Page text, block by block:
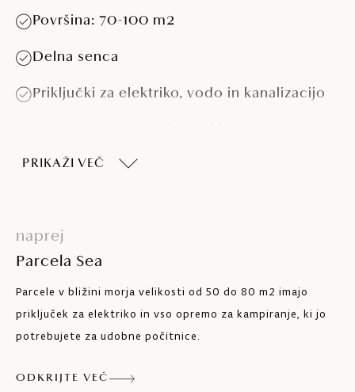
Površina: 70-100 m2
Delna senca
Priključki za elektriko, vodo in kanalizacijo
Delno primerno za prikolice > 7,5 m in > 4 t
PRIKAŽI VEČ
naprej
Parcela Sea
Parcele v bližini morja velikosti od 50 do 80 m2 imajo
priključek za elektriko in vso opremo za kampiranje, ki jo
potrebujete za udobne počitnice.
ODKRIJTE VEČ